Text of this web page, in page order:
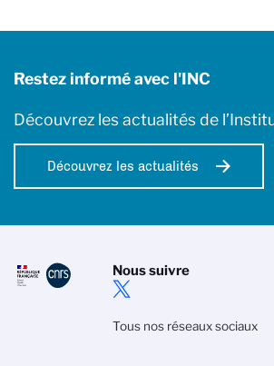
Restez informé avec l'INC
Découvrez les actualités de
Découvrez les actualités
Nous suivre
Tous nos réseaux sociaux